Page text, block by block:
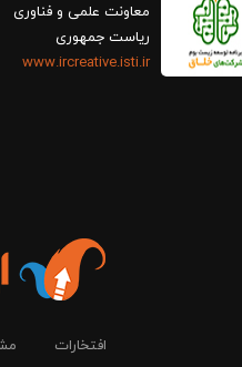
معاونت علمی و فناوری
ریاست جمهوری
www.ircreative.isti.ir
افتخارات